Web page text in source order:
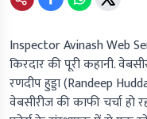
Inspector Avinash Web
किरदार की पूरी कहानी.
रणदीप हुड्डा (Randeep
वेबसीरीज की काफी चर्चा